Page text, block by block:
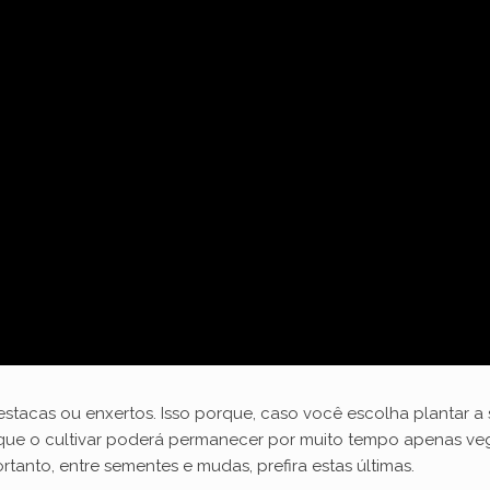
ou enxertos. Isso porque, caso você escolha plantar
o cultivar poderá permanecer por muito tempo apenas
entre sementes e mudas, prefira estas últimas.